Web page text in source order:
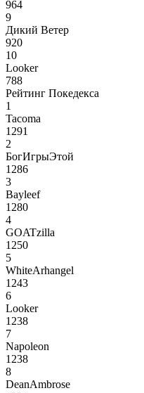
964
9
Дикий Ветер
920
10
Looker
788
Рейтинг Покедекса
1
Tacoma
1291
2
БогИгрыЭтой
1286
3
Bayleef
1280
4
GOATzilla
1250
5
WhiteArhangel
1243
6
Looker
1238
7
Napoleon
1238
8
DeanAmbrose